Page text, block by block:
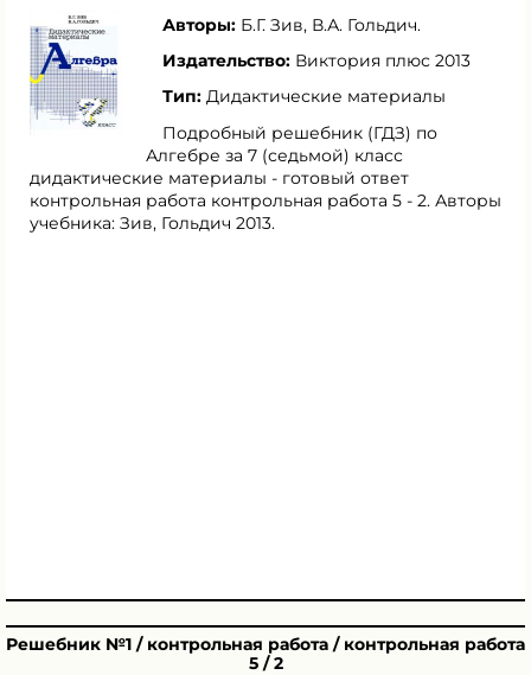
Авторы: Б.Г. Зив, В.А. Гольдич.
Издательство: Виктория плюс 2013
Тип: Дидактические материалы
Подробный решебник (ГДЗ) по
Алгебре за 7 (седьмой) класс
дидактические материалы - готовый ответ
контрольная работа контрольная работа 5 - 2. Авторы
учебника: Зив, Гольдич 2013.
Решебник №1 / контрольная работа / контрольная работа
5 / 2